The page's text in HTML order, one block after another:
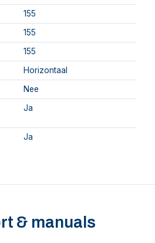
155
155
155
Horizontaal
Nee
Ja
Ja
& manuals